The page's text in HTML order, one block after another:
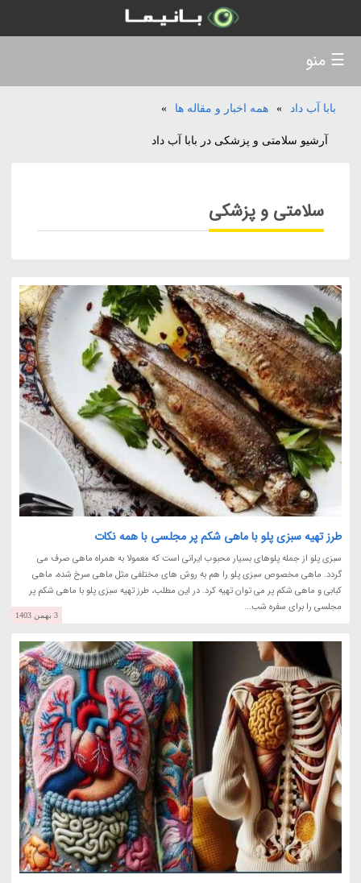
بابا آب داد » همه اخبار و مقاله ها »
آرشیو سلامتی و پزشکی در بابا آب داد
سلامتی و پزشکی
طرز تهیه سبزی پلو با ماهی شکم پر مجلسی با همه نکات
سبزی پلو از جمله پلوهای بسیار محبوب ایرانی است که معمولا به همراه ماهی صرف می
گردد. ماهی مخصوص سبزی پلو را هم به روش های مختلفی مثل ماهی سرخ شده، ماهی
کبابی و ماهی شکم پر می توان تهیه کرد. در این مطلب، طرز تهیه سبزی پلو با ماهی شکم پر
مجلسی را برای سفره شب...
3 بهمن 1403
☰ منو